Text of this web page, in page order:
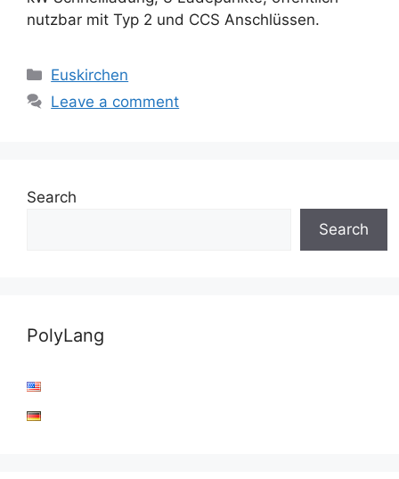
nutzbar mit Typ 2 und CCS Anschlüssen.
Categories
Euskirchen
Leave a comment
Search
Search
PolyLang